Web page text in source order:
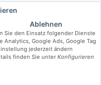
Ablehnen
Sie den Einsatz folgender Dienste
Analytics, Google Ads, Google Tag
jederzeit ändern
finden Sie unter Konfigurieren
. ** Hierbei handelt es
des Herstellers (kurz UVP).
Vertriebs GmbH - Der Radladen
die Brands Haibike, Cube,
Giant.